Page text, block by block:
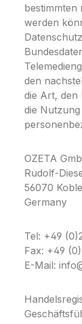
werden
den
die Art, den
die
OZETA
Rudolf-
56070
Germany
Tel: +49
Fax: +49
E-Mail: